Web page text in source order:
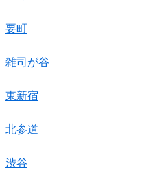
要町
雑司が谷
東新宿
北参道
渋谷